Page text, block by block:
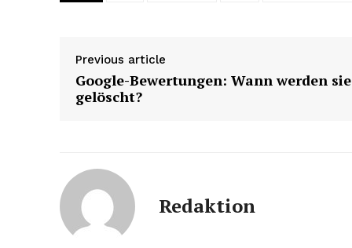
Previous article
Google-Bewertungen: Wann werden sie
gelöscht?
Redaktion